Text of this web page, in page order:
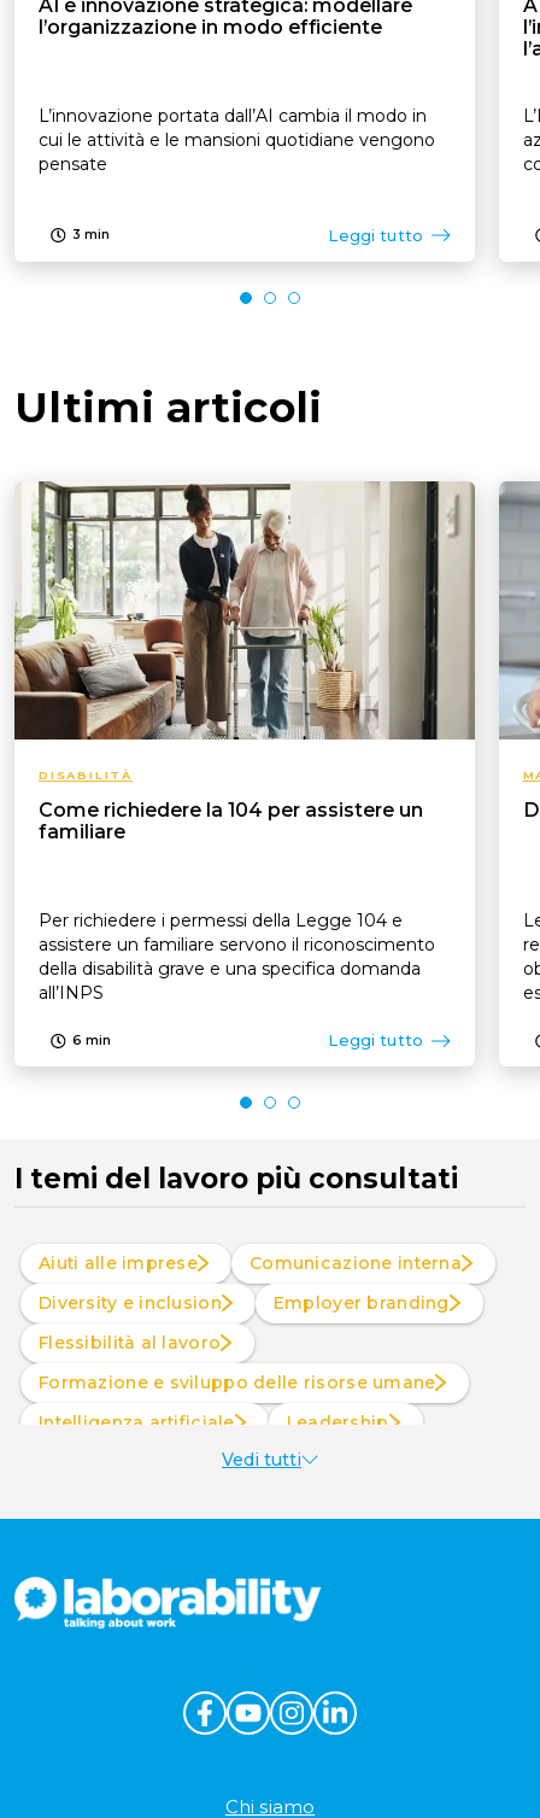
AI e innovazione strategica: modellare
l’organizzazione in modo efficiente
L’innovazione portata dall’AI cambia il modo in
cui le attività e le mansioni quotidiane vengono
pensate
3 min Leggi tutto
Ultimi articoli
DISABILITÀ
Come richiedere la 104 per assistere un
familiare
Per richiedere i permessi della Legge 104 e
assistere un familiare servono il riconoscimento
della disabilità grave e una specifica domanda
all’INPS
6 min Leggi tutto
I temi del lavoro più consultati
Aiuti alle imprese
Comunicazione interna
Diversity e inclusion
Employer branding
Flessibilità al lavoro
Formazione e sviluppo delle risorse umane
intelligenza artificiale
Leadership
Produttività al lavoroVedi tutti
Chi siamo